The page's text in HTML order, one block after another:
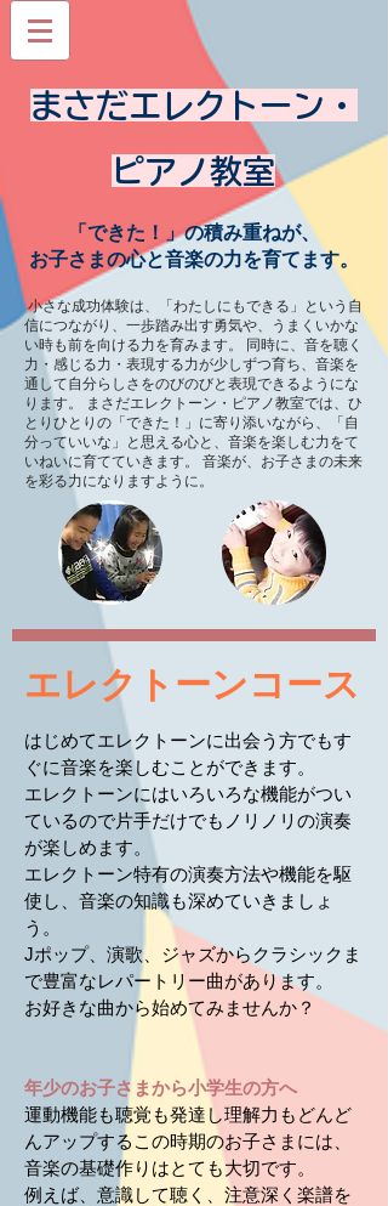
まさだエレクトーン・
ピアノ教室
「できた！」の積み重ねが、
お子さまの心と音楽の力を育てます。
小さな成功体験は、「わたしにもできる」という自
信につながり、一歩踏み出す勇気や、うまくいかな
い時も前を向ける力を育みます。 同時に、音を聴く
力・感じる力・表現する力が少しずつ育ち、音楽を
通して自分らしさをのびのびと表現できるようにな
ります。 まさだエレクトーン・ピアノ教室では、ひ
とりひとりの「できた！」に寄り添いながら、「自
分っていいな」と思える心と、音楽を楽しむ力をて
いねいに育てていきます。 音楽が、お子さまの未来
を彩る力になりますように。
​エレクトーンコース
はじめてエレクトーンに出会う方でもす
ぐに音楽を楽しむことができます。
エレクトーンにはいろいろな機能がつい
ているので片手だけでもノリノリの演奏
が楽しめます。
エレクトーン特有の演奏方法や機能を駆
使し、音楽の知識も深めていきましょ
う。
Jポップ、演歌、ジャズからクラシックま
で豊富なレパートリー曲があります。
お好きな曲から始めてみませんか？
年少のお子さまから小学生の方へ
運動機能も聴覚も発達し理解力もどんど
んアップするこの時期のお子さまには、
音楽の基礎作りはとても大切です。
例えば、意識して聴く、 注意深く楽譜を